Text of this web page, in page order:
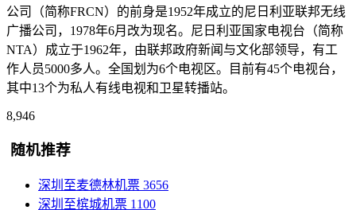
公司（简称FRCN）的前身是1952年成立的尼日利亚联邦无线
广播公司，1978年6月改为现名。尼日利亚国家电视台（简称
NTA）成立于1962年，由联邦政府新闻与文化部领导，有工
作人员5000多人。全国划为6个电视区。目前有45个电视台，
其中13个为私人有线电视和卫星转播站。
8,946
随机推荐
深圳至麦德林机票 3656
深圳至槟城机票 1100